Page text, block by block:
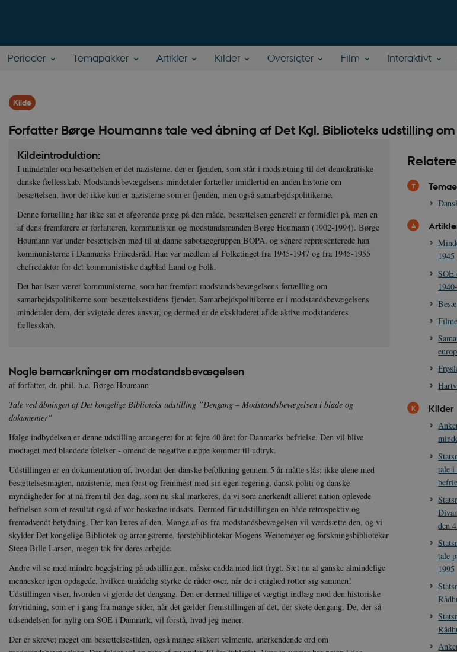
Perioder Temapakker Artikler Kilder Oversigter Film Interaktivt
Kilde
Forfatter Børge Houmanns tale ved åbning af Det Kgl. Biblioteks udstilling
Kildeintroduktion:
I mindetaler om besættelsen er det nazisterne, der er fjenden, som står i modsætning til det demokratiske
danske fællesskab. Modstandsbevægelsens mindetaler fortæller imidlertid en anden historie om
besættelsen, hvor det ikke kun er nazisterne som er fjenden, men også samarbejdspolitikerne.
Denne fortælling har ikke sat et afgørende præg på den måde, besættelsen generelt er formidlet på, men en
af dens fremførere er forfatteren, kommunisten og modstandsmanden Børge Houmann (1902-1994). Børge
Houmann var under besættelsen med til at danne sabotagegruppen BOPA, og senere repræsenterede han
kommunisterne i Danmarks Frihedsråd. Han var medlem af Folketinget fra 1945-1947 og fra 1945-1955
chefredaktør for det kommunistiske dagblad Land og Folk.
Det har især været kommunisterne, som har fremført modstandsbevægelsens fortælling om
samarbejdspolitikerne som besættelsestidens fjender. Samarbejdspolitikerne er i modstandsbevægelsens
mindetaler dem, der svigtede deres ansvar, og dermed er de ekskluderet af de aktive modstanderes
fællesskab.
Nogle bemærkninger om modstandsbevægelsen
af forfatter, dr. phil. h.c. Børge Houmann
Tale ved åbningen af Det kongelige Biblioteks udstilling ”Dengang – Modstandsbevægelsen i blade og
dokumenter"
Ifølge indbydelsen er denne udstilling arrangeret for at fejre 40 året for Danmarks befrielse. Den vil blive
modtaget med blandede følelser - omend de negative næppe kommer til udtryk.
Udstillingen er en dokumentation af, hvordan den danske befolkning gennem 5 år måtte slås; ikke alene med
besættelsesmagten, nazisterne, men først og fremmest med sin egen regering, dansk politi og danske
myndigheder for at nå frem til den dag, som nu skal markeres, da vi som anerkendt allieret nation oplevede
befrielsen som et resultat også af vor beskedne indsats. Dermed får udstillingen en både retrospektiv og
fremadvendt betydning. Der kan læres af den. Mange af os fra modstandsbevægelsen vil værdsætte den, og vi
skylder Det kongelige Bibliotek og arrangørerne, førstebibliotekar Mogens Weitemeyer og forskningsbibliotekar
Steen Bille Larsen, megen tak for deres arbejde.
Andre vil se med mindre begejstring på udstillingen, måske endda med lidt frygt. Sæt nu at ganske almindelige
mennesker igen opdagede, hvilken umådelig styrke de råder over, når de i enighed rotter sig sammen!
Udstillingen viser, hvorden vi gjorde det dengang. Den er dermed tillige et vægtigt indlæg mod den historiske
forvridning, som er i gang fra mange sider, når det gælder fremstillingen af det, der skete dengang. De, der så
udsendelsen for nylig om SOE i Damnark, vil forstå, hvad jeg mener.
Der er skrevet meget om besættelsestiden, også mange sikkert velmente, anerkendende ord om
1945-
SOE
Kilder
tale i
den
tale
1995